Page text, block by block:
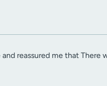
reassured me that There